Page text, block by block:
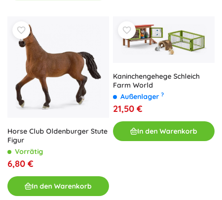
Horse Club Oldenburger Stute
Figur
Vorrätig
6,80 €
In den Warenkorb
Kaninchengehege Schleich
Farm World
Außenlager ?
21,50 €
In den Warenkorb